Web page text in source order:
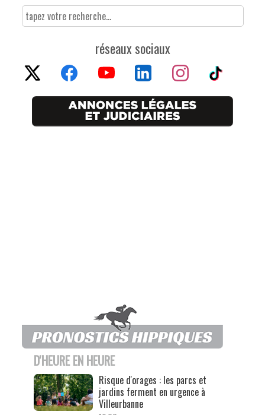
réseaux sociaux
D'HEURE EN HEURE
Risque d'orages : les parcs et
jardins ferment en urgence à
Villeurbanne